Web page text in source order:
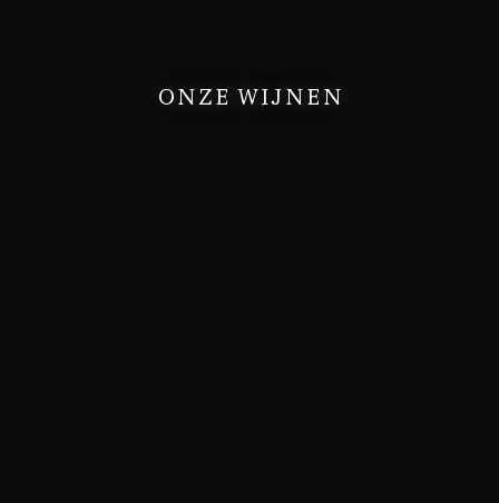
ONZE WIJNEN